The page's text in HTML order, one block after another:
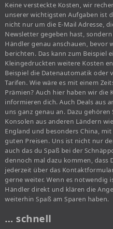
Keine versteckte Kosten, wir
unserer wichtigsten Aufgaben ist
nicht nur um die E-Mail Adresse,
Newsletter gegeben hast,
Händler genau anschauen, bevor
berichten. Das kann zum Beispiel
Kleingedruckten weitere Kosten
Beispiel die Datenautomatik oder
Tarifen. Wie wäre es mit einem
Prämien? Auch hier haben wir die
informieren dich. Auch Deals aus
uns ganz genau an. Dazu
Konsolen aus anderen Ländern
England und besonders China,
guten Preisen. Uns ist nicht nur
auch das du Spaß bei der
dennoch mal dazu kommen, dass
jederzeit über das
gerne weiter. Wenn es notwendig
Händler direkt und klären die
weiterhin Spaß am Sparen haben.
… schnell